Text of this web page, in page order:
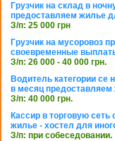
Грузчик на склад в
предоставляем жилье
З/п: 25 000 грн
Грузчик на мусоровоз
своевременные
З/п: 26 000 - 40 000 грн.
Водитель категории
в месяц предоставляем
З/п: 40 000 грн.
Кассир в торговую
жилье - хостел для
З/п: при собеседовании.